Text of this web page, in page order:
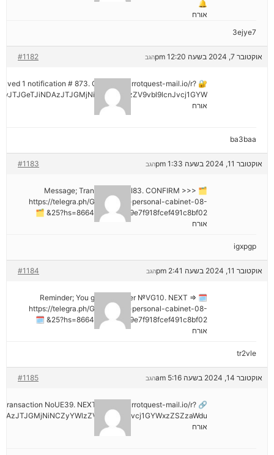
🔔
אורח
3ejye7
אוקטובר 7, 2024 בשעה 12:20 pm #1182 הגב
1 notification # 873. Go > out.carrotquest-mail.io/r?
אורח
ba3baa
אוקטובר 11, 2024 בשעה 1:33 pm #1183 הגב
🗂 Message; Transaction #KI83. CONFIRM >>>
https://telegra.ph/Go-to-your-personal-cabinet-08-
25?hs=8664c520642b9e7f918fcef491c8bf02& 🗂
אורח
igxpgp
אוקטובר 11, 2024 בשעה 2:41 pm #1184 הגב
🗓 Reminder; You got a transfer №VG10. NEXT =>
https://telegra.ph/Go-to-your-personal-cabinet-08-
25?hs=8664c520642b9e7f918fcef491c8bf02& 🗓
אורח
tr2vle
אוקטובר 14, 2024 בשעה 5:16 am #1185 הגב
Transaction NoUE39. NEXT >> out.carrotquest-mail.io/r?
אורח